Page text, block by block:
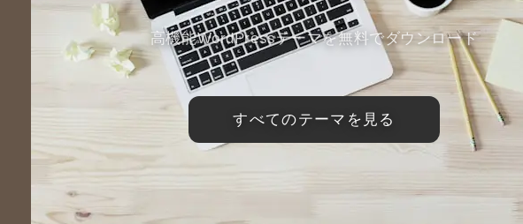
高機能WordPressテーマを無料でダウンロード
すべてのテーマを見る